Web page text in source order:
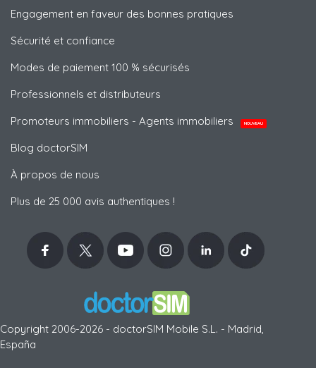
Engagement en faveur des bonnes pratiques
Sécurité et confiance
Modes de paiement 100 % sécurisés
Professionnels et distributeurs
Promoteurs immobiliers - Agents immobiliers
NOUVEAU
Blog doctorSIM
À propos de nous
Plus de 25 000 avis authentiques !
Copyright 2006-2026 - doctorSIM Mobile S.L. - Madrid,
España